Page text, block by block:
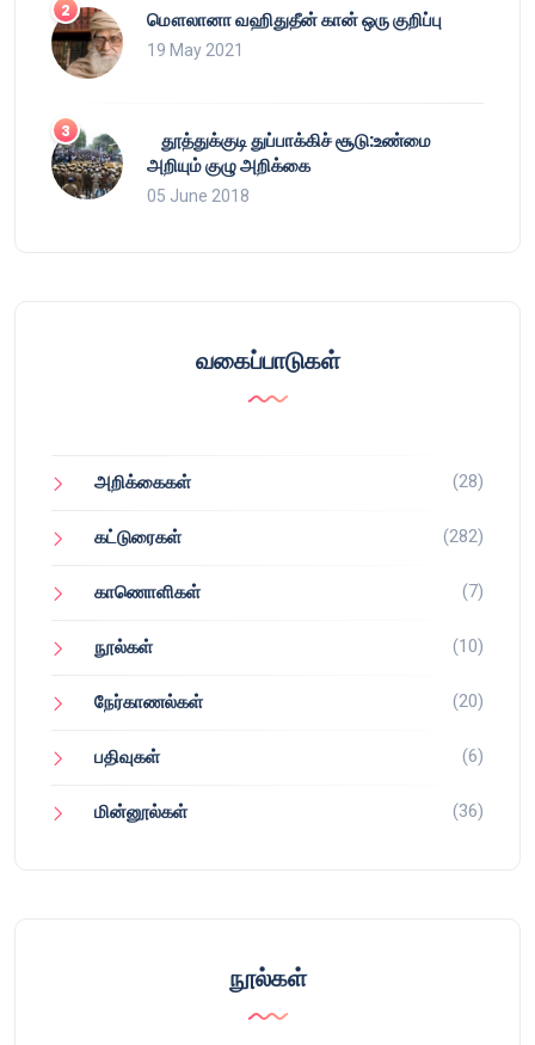
மௌலானா வஹிதுதீன் கான் ஒரு குறிப்பு
19 May 2021
தூத்துக்குடி துப்பாக்கிச் சூடு:உண்மை
அறியும் குழு அறிக்கை
05 June 2018
வகைப்பாடுகள்
அறிக்கைகள் (28)
கட்டுரைகள் (282)
காணொளிகள் (7)
நூல்கள் (10)
நேர்காணல்கள் (20)
பதிவுகள் (6)
மின்னூல்கள் (36)
நூல்கள்